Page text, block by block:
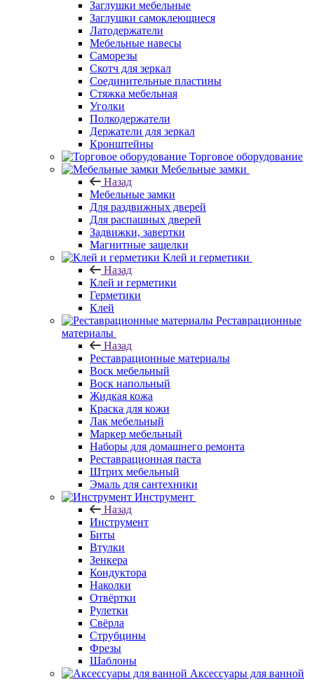
Заглушки мебельные
Заглушки самоклеющиеся
Латодержатели
Мебельные навесы
Саморезы
Скотч для зеркал
Соединительные пластины
Стяжка мебельная
Уголки
Полкодержатели
Держатели для зеркал
Кронштейны
Торговое оборудование
Мебельные замки
Назад
Мебельные замки
Для раздвижных дверей
Для распашных дверей
Задвижки, завертки
Магнитные защелки
Клей и герметики
Назад
Клей и герметики
Герметики
Клей
Реставрационные
материалы
Назад
Реставрационные материалы
Воск мебельный
Воск напольный
Жидкая кожа
Краска для кожи
Лак мебельный
Маркер мебельный
Наборы для домашнего ремонта
Реставрационная паста
Штрих мебельный
Эмаль для сантехники
Инструмент
Назад
Инструмент
Биты
Втулки
Зенкера
Кондуктора
Наколки
Отвёртки
Рулетки
Свёрла
Струбцины
Фрезы
Шаблоны
Аксессуары для ванной